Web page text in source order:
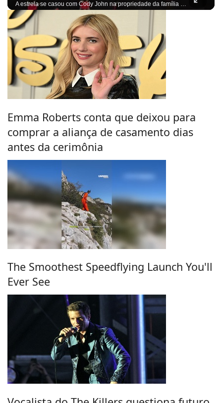
A estrela se casou com Cody John na propriedade da família do ator em Idaho
Emma Roberts conta que deixou para
comprar a aliança de casamento dias
antes da cerimônia
The Smoothest Speedflying Launch You'll
Ever See